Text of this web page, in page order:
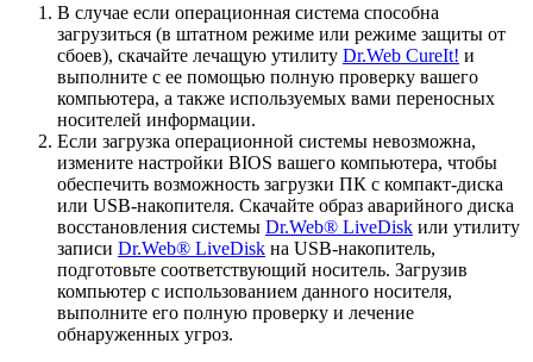
В случае если операционная система способна
загрузиться (в штатном режиме или режиме защиты от
сбоев), скачайте лечащую утилиту Dr.Web CureIt! и
выполните с ее помощью полную проверку вашего
компьютера, а также используемых вами переносных
носителей информации.
Если загрузка операционной системы невозможна,
измените настройки BIOS вашего компьютера, чтобы
обеспечить возможность загрузки ПК с компакт-диска
или USB-накопителя. Скачайте образ аварийного диска
восстановления системы Dr.Web® LiveDisk или утилиту
записи Dr.Web® LiveDisk на USB-накопитель,
подготовьте соответствующий носитель. Загрузив
компьютер с использованием данного носителя,
выполните его полную проверку и лечение
обнаруженных угроз.